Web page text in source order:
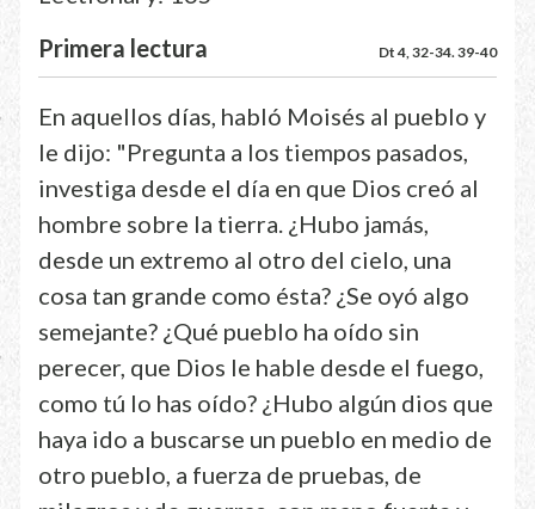
Primera lectura
Dt 4, 32-34. 39-40
En aquellos días, habló Moisés al pueblo y
le dijo: "Pregunta a los tiempos pasados,
investiga desde el día en que Dios creó al
hombre sobre la tierra. ¿Hubo jamás,
desde un extremo al otro del cielo, una
cosa tan grande como ésta? ¿Se oyó algo
semejante? ¿Qué pueblo ha oído sin
perecer, que Dios le hable desde el fuego,
como tú lo has oído? ¿Hubo algún dios que
haya ido a buscarse un pueblo en medio de
otro pueblo, a fuerza de pruebas, de